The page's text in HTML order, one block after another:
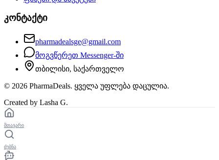
კონტაქტი
pharmadealsge@gmail.com
მოგვწერეთ Messenger-ში
თბილისი, საქართველო
© 2026 PharmaDeals. ყველა უფლება დაცულია.
Created by Lasha G.
მთავარი
ძებნა